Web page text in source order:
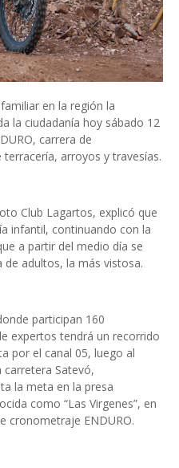
en la región la
la ciudadanía hoy sábado 12
carrera de
arroyos y travesías.
Club Lagartos, explicó que
infantil, continuando con la
a partir del medio día se
adultos, la más vistosa.
participan 160
expertos tendrá un recorrido
por el canal 05, luego al
Satevó,
la meta en la presa
como “Las Virgenes”, en
cronometraje ENDURO.